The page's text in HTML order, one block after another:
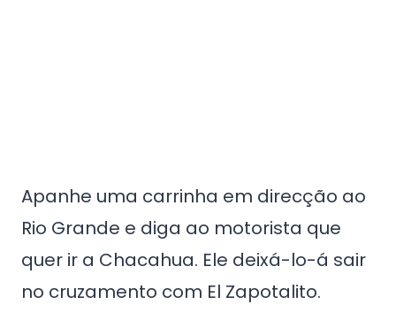
Apanhe uma carrinha em direcção ao
Rio Grande e diga ao motorista que
quer ir a Chacahua. Ele deixá-lo-á sair
no cruzamento com El Zapotalito.